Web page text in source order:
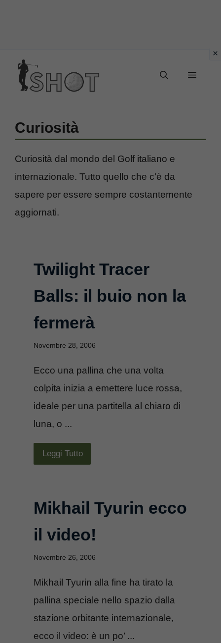
contenuto
Menu
Curiosità
Curiosità dal mondo del Golf italiano e
internazionale. Tutto quello che c’è da
sapere per essere sempre costantemente
aggiornati.
Twilight Tracer
Balls: il buio non la
fermerà
Novembre 28, 2006
Ecco una pallina che una volta
colpita inizia a emettere luce rossa,
ideale per una partitella al chiaro di
luna, o ...
Leggi Tutto
Mikhail Tyurin ecco
il video!
Novembre 26, 2006
Mikhail Tyurin alla fine ha tirato la
pallina speciale nello spazio dalla
stazione orbitante internazionale,
ecco il video: è un po’ ...